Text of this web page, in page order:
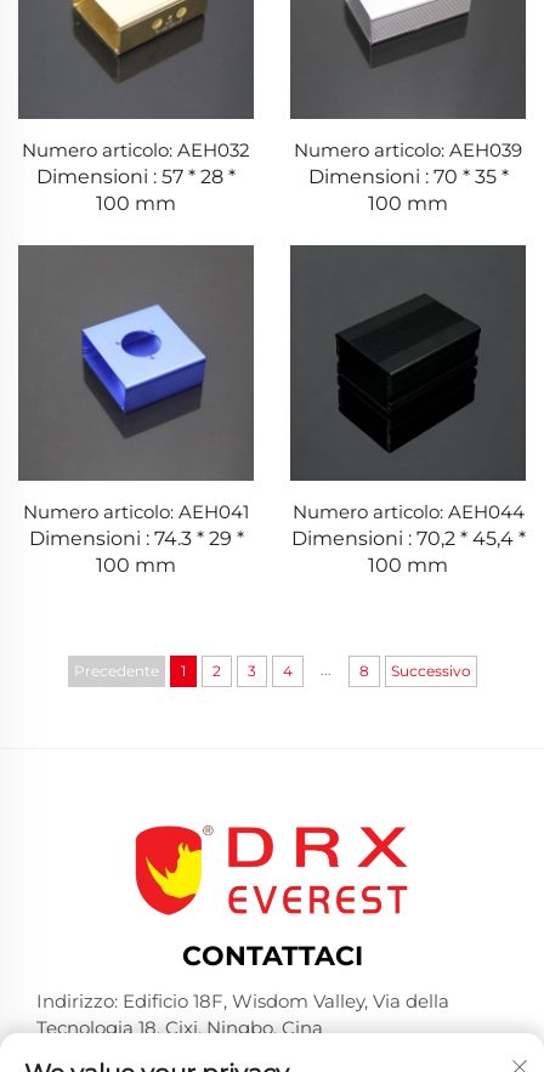
Numero articolo: AEH032
Dimensioni : 57 * 28 *
100 mm
Numero articolo: AEH039
Dimensioni : 70 * 35 *
100 mm
Numero articolo: AEH041
Dimensioni : 74.3 * 29 *
100 mm
Numero articolo: AEH044
Dimensioni : 70,2 * 45,4 *
100 mm
Precedente 1 2 3 4 ... 8 Successivo
CONTATTACI
Indirizzo: Edificio 18F, Wisdom Valley, Via della
Tecnologia 18, Cixi, Ningbo, Cina
Tel: +86-574-23660321